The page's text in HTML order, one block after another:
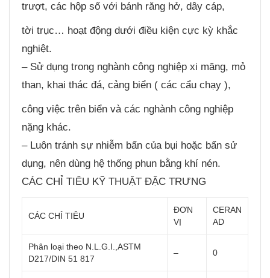
trượt, các hộp số với bánh răng hở, dây cáp,
tời trục… hoạt động dưới điều kiện cực kỳ khắc
nghiệt.
– Sử dụng trong nghành công nghiệp xi măng, mỏ
than, khai thác đá, cảng biển ( các cẩu chạy ),
công việc trên biển và các nghành công nghiệp
nặng khác.
– Luôn tránh sự nhiễm bẩn của bụi hoặc bẩn sử
dụng, nên dùng hệ thống phun bằng khí nén.
CÁC CHỈ TIÊU KỸ THUẬT ĐẶC TRƯNG
CÁC CHỈ TIÊU
ĐƠN
VỊ
CERAN
AD
Phân loại theo N.L.G.I.,ASTM
D217/DIN 51 817
– 0